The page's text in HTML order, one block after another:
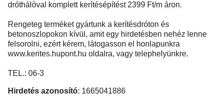
dróthálóval komplett kerítésépítést 2399 Ft/m áron.
Rengeteg terméket gyártunk a kerítésdróton és
betonoszlopokon kívül, amit egy hirdetésben nehéz lenne
felsorolni, ezért kérem, látogasson el honlapunkra
www.kerites.hupont.hu oldalra, vagy telephelyünkre.
TEL.: 06-3
Hirdetés azonosító: 1665041886